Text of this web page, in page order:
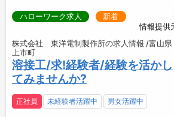
情報提供
ハローワーク求人 新着
株式会社 東洋電制製作所の求人情報 /富山県
上市町
溶接工/求!経験者/経験を活かし
てみませんか?
正社員 未経験者活躍中 男女活躍中